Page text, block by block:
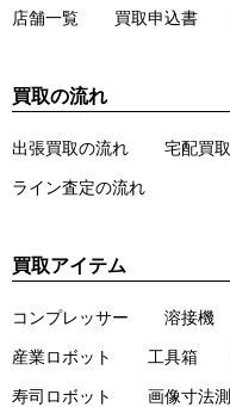
店舗一覧 買取申込書
買取の流れ
出張買取の流れ 宅配買
ライン査定の流れ
買取アイテム
コンプレッサー 溶接機
産業ロボット 工具箱
寿司ロボット 画像寸法